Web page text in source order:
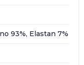
93%, Elastan 7%